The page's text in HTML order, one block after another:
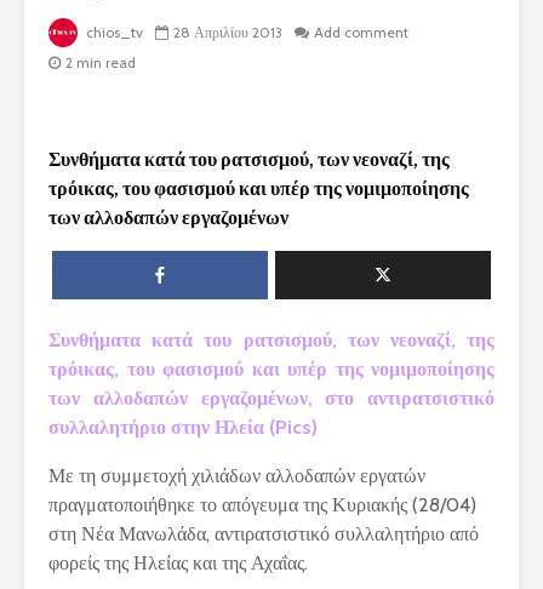
chios_tv 28 Απριλίου 2013
Add comment
2 min read
Συνθήματα κατά του ρατσισμού, των νεοναζί, της
τρόικας, του φασισμού και υπέρ της νομιμοποίησης
των αλλοδαπών εργαζομένων
Συνθήματα κατά του ρατσισμού, των νεοναζί, της
τρόικας, του φασισμού και υπέρ της νομιμοποίησης
των αλλοδαπών εργαζομένων, στο αντιρατσιστικό
συλλαλητήριο στην Ηλεία (Pics)
Με τη συμμετοχή χιλιάδων αλλοδαπών εργατών
πραγματοποιήθηκε το απόγευμα της Κυριακής (28/04)
στη Νέα Μανωλάδα, αντιρατσιστικό συλλαλητήριο από
φορείς της Ηλείας και της Αχαΐας.